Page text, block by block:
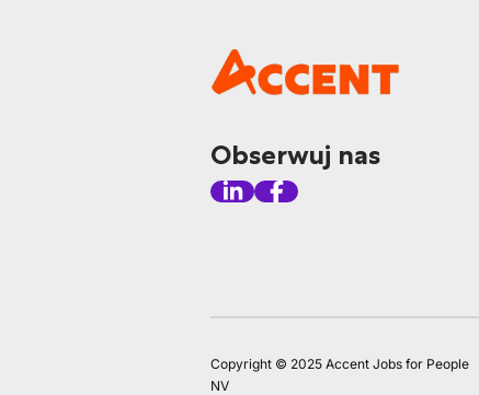
Obserwuj nas
Copyright © 2025 Accent Jobs for People
NV